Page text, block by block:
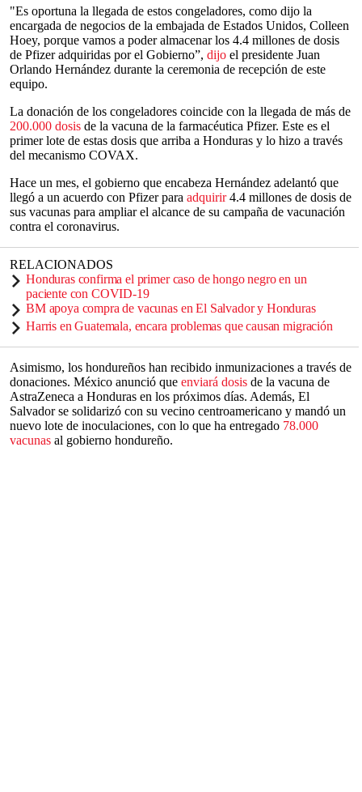
seconds
seconds
"Es oportuna la llegada de estos congeladores, como dijo la
encargada de negocios de la embajada de Estados Unidos, Colleen
Hoey, porque vamos a poder almacenar los 4.4 millones de dosis
de Pfizer adquiridas por el Gobierno”, dijo el presidente Juan
Orlando Hernández durante la ceremonia de recepción de este
equipo.
La donación de los congeladores coincide con la llegada de más de
200.000 dosis de la vacuna de la farmacéutica Pfizer. Este es el
primer lote de estas dosis que arriba a Honduras y lo hizo a través
del mecanismo COVAX.
Hace un mes, el gobierno que encabeza Hernández adelantó que
llegó a un acuerdo con Pfizer para adquirir4.4 millones de dosis de
sus vacunas para ampliar el alcance de su campaña de vacunación
contra el coronavirus.
RELACIONADOS
Honduras confirma el primer caso de hongo negro en un
paciente con COVID-19
BM apoya compra de vacunas en El Salvador y Honduras
Harris en Guatemala, encara problemas que causan migración
Asimismo, los hondureños han recibido inmunizaciones a través de
donaciones. México anunció que enviará dosis de la vacuna de
AstraZeneca a Honduras en los próximos días. Además, El
Salvador se solidarizó con su vecino centroamericano y mandó un
nuevo lote de inoculaciones, con lo que ha entregado 78.000
vacunas al gobierno hondureño.